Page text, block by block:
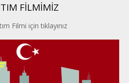
FİLMİMİZ
Filmi için tıklayınız